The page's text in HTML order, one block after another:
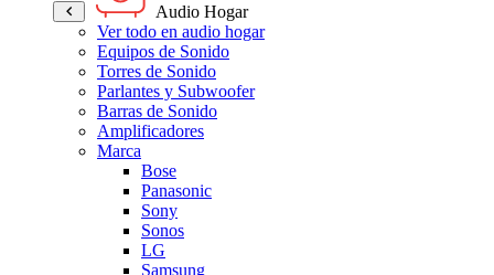
Audio Hogar
Ver todo en audio hogar
Equipos de Sonido
Torres de Sonido
Parlantes y Subwoofer
Barras de Sonido
Amplificadores
Marca
Bose
Panasonic
Sony
Sonos
LG
Samsung